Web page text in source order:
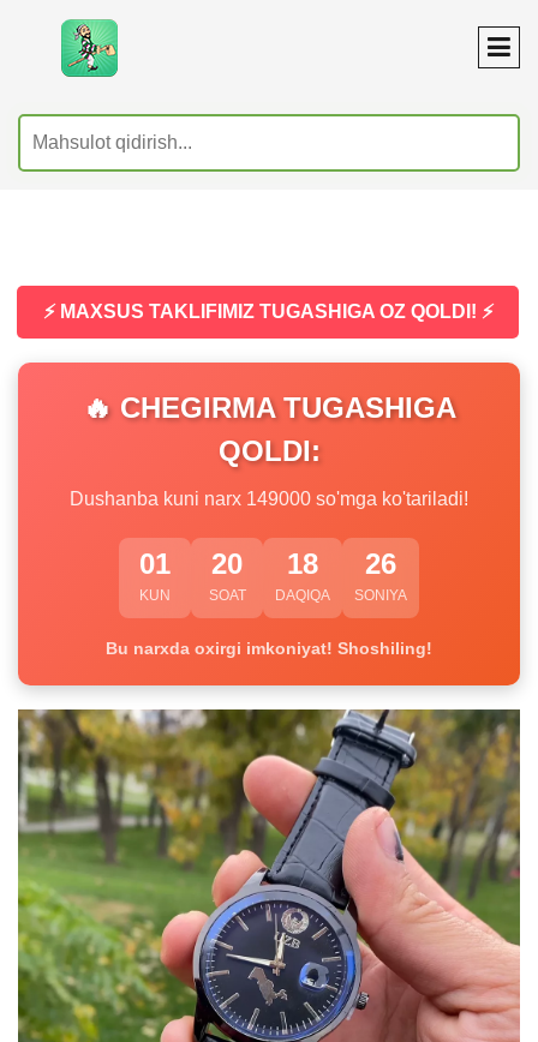
⚡ MAXSUS TAKLIFIMIZ TUGASHIGA OZ QOLDI! ⚡
🔥 CHEGIRMA TUGASHIGA
QOLDI:
Dushanba kuni narx 149000 so'mga ko'tariladi!
01
KUN
20
SOAT
18
DAQIQA
26
SONIYA
Bu narxda oxirgi imkoniyat! Shoshiling!